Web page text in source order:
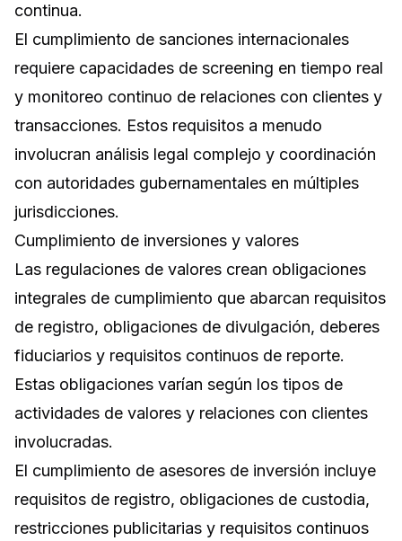
continua.
El cumplimiento de sanciones internacionales
requiere capacidades de screening en tiempo real
y monitoreo continuo de relaciones con clientes y
transacciones. Estos requisitos a menudo
involucran análisis legal complejo y coordinación
con autoridades gubernamentales en múltiples
jurisdicciones.
Cumplimiento de inversiones y valores
Las regulaciones de valores crean obligaciones
integrales de cumplimiento que abarcan requisitos
de registro, obligaciones de divulgación, deberes
fiduciarios y requisitos continuos de reporte.
Estas obligaciones varían según los tipos de
actividades de valores y relaciones con clientes
involucradas.
El cumplimiento de asesores de inversión incluye
requisitos de registro, obligaciones de custodia,
restricciones publicitarias y requisitos continuos